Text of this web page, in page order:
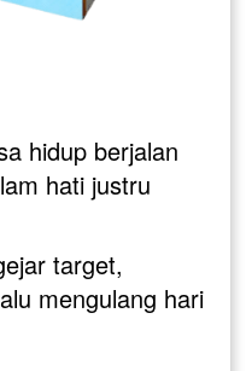
hidup berjalan
hati justru
target,
mengulang hari